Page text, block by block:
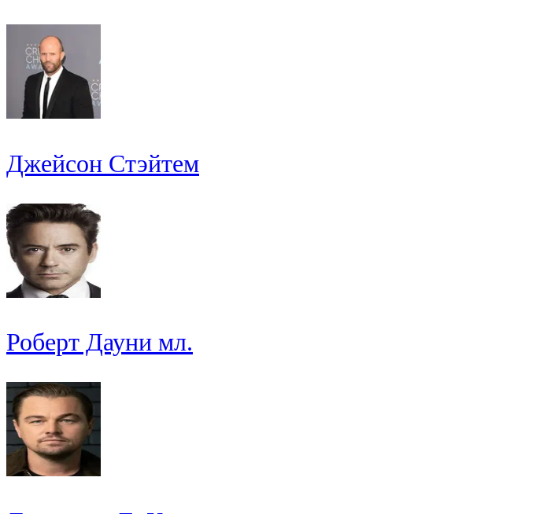
Джейсон Стэйтем
Роберт Дауни мл.